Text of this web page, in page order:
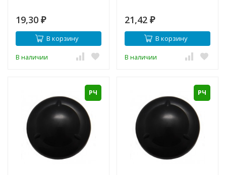
19,30 ₽
В корзину
В наличии
21,42 ₽
В корзину
В наличии
РЧ РЧ